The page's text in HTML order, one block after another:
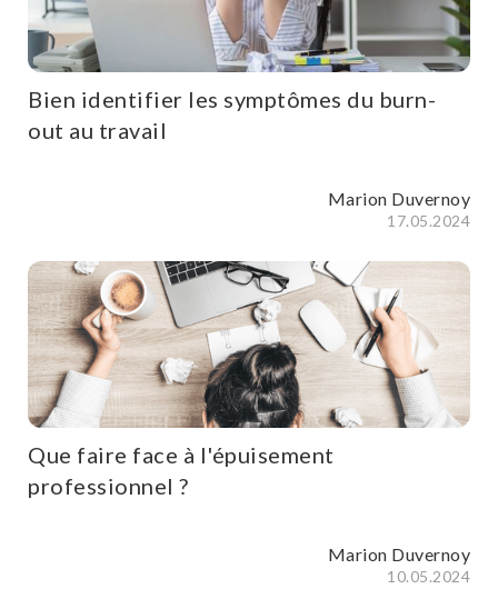
Bien identifier les symptômes du burn-
out au travail
Marion Duvernoy
17.05.2024
Que faire face à l'épuisement
professionnel ?
Marion Duvernoy
10.05.2024